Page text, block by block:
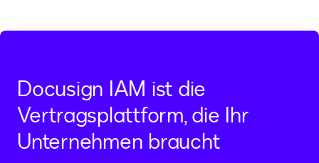
Docusign IAM ist die
Vertragsplattform, die Ihr
Unternehmen braucht